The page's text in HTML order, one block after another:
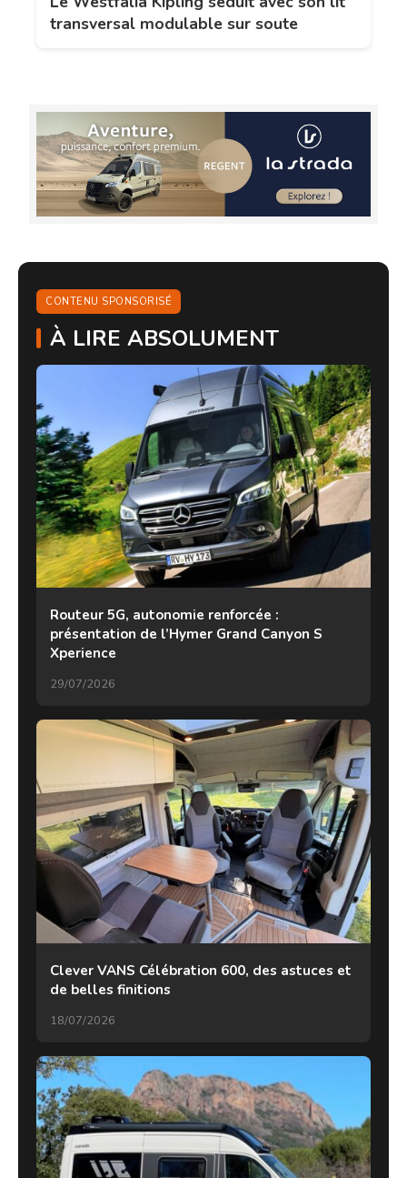
transversal modulable sur soute
CONTENU SPONSORISÉ
À LIRE ABSOLUMENT
Routeur 5G, autonomie renforcée :
présentation de l’Hymer Grand Canyon S
Xperience
29/07/2026
Clever VANS Célébration 600, des astuces et
de belles finitions
18/07/2026